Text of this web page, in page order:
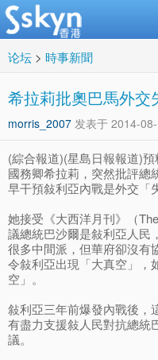
论坛 > 時事新聞
希拉莉批奧巴馬外交
morris_2007 发表于 2014-
(綜合報道)(星島日報報道)
國務卿希拉莉，突然批評總
早干預敍利亞內戰是外交「
她接受《大西洋月刊》（
議總統巴沙爾是敍利亞人民
很多中間派，但華府卻沒有
令敍利亞出現「大真空」，
空」。
敍利亞三年前爆發內戰後，
有盡力支援敍人民對抗總統
議。